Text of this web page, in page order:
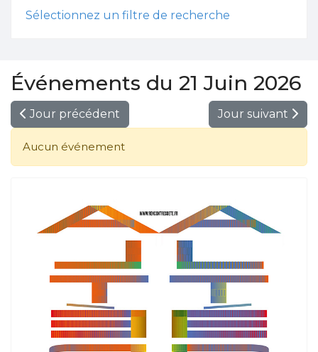
Sélectionnez un filtre de recherche
Événements du 21 Juin 2026
Jour précédent Jour suivant
Aucun événement